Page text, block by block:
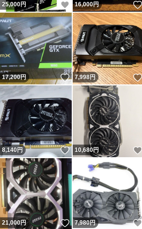
25,000円 いいね！
16,000円
17,200円 いいね！
7,998円
8,140円 いいね！
10,680円
21,000円 いいね！
7,980円